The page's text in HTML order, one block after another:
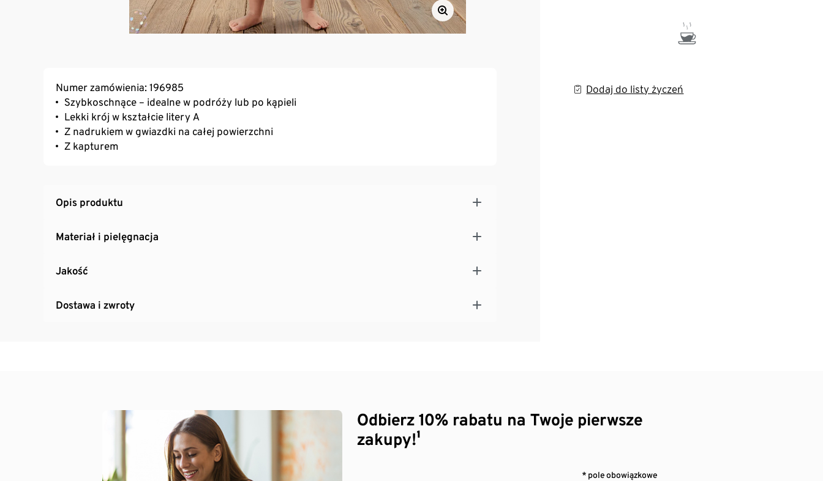
Dodaj do listy życzeń
Numer zamówienia: 196985
Szybkoschnące – idealne w podróży lub po kąpieli
Lekki krój w kształcie litery A
Z nadrukiem w gwiazdki na całej powierzchni
Z kapturem
Opis produktu
Materiał i pielęgnacja
Jakość
Dostawa i zwroty
Odbierz 10% rabatu na Twoje pierwsze
zakupy!¹
* pole obowiązkowe